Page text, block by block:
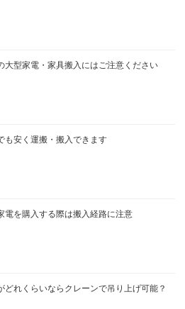
大型家電・家具搬入にはご注意ください
も安く運搬・搬入できます
電を購入する際は搬入経路に注意
どれくらいならクレーンで吊り上げ可能？